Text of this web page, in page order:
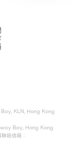
KLN, Hong Kong
Bay, Hong Kong
絡信箱：